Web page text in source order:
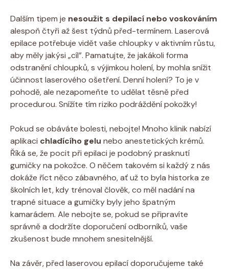
Dalším tipem je nesoužit s depilací nebo voskováním
alespoň čtyři až šest týdnů před-termínem. Laserová
epilace potřebuje vidět vaše chloupky v aktivním růstu,
aby měly jakýsi „cíl”. Pamatujte, že jakákoli forma
odstranění chloupků, s výjimkou holení, by mohla snížit
účinnost laserového ošetření. Denní holení? To je v
pohodě, ale nezapomeňte to udělat těsně před
procedurou. Snížíte tím riziko podráždění pokožky!
Pokud se obáváte bolesti, nebojte! Mnoho klinik nabízí
aplikaci chladícího gelu nebo anestetických krémů.
Říká se, že pocit při epilaci je podobný prasknutí
gumičky na pokožce. O něčem takovém si každý z nás
dokáže říct něco zábavného, ať už to byla historka ze
školních let, kdy trénoval člověk, co měl nadání na
trapné situace a gumičky byly jeho špatným
kamarádem. Ale nebojte se, pokud se připravíte
správně a dodržíte doporučení odborníků, vaše
zkušenost bude mnohem snesitelnější.
Na závěr, před laserovou epilací doporučujeme také